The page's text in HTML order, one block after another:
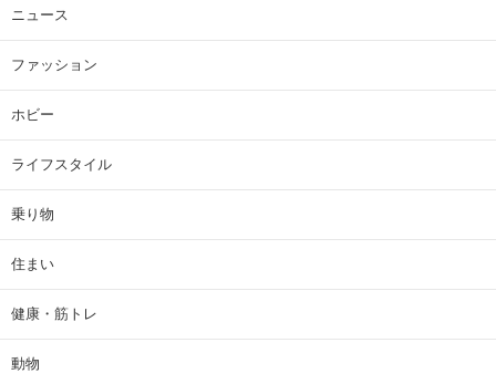
ニュース
ファッション
ホビー
ライフスタイル
乗り物
住まい
健康・筋トレ
動物